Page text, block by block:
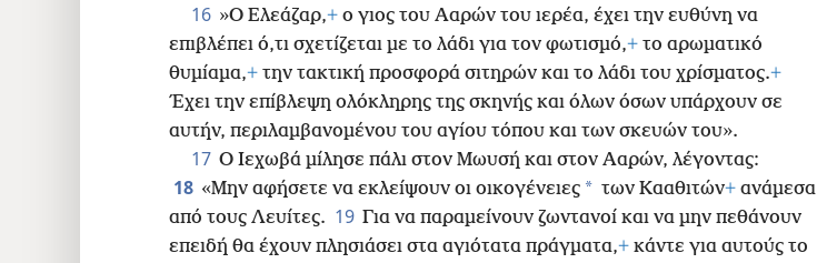
16 »Ο Ελεάζαρ,+ ο γιος του Ααρών του ιερέα, έχει την ευθύνη να
επιβλέπει ό,τι σχετίζεται με το λάδι για τον φωτισμό,+ το αρωματικό
θυμίαμα,+ την τακτική προσφορά σιτηρών και το λάδι του χρίσματος.+
Έχει την επίβλεψη ολόκληρης της σκηνής και όλων όσων υπάρχουν σε
αυτήν, περιλαμβανομένου του αγίου τόπου και των σκευών του».
17 Ο Ιεχωβά μίλησε πάλι στον Μωυσή και στον Ααρών, λέγοντας:
18 «Μην αφήσετε να εκλείψουν οι οικογένειες * των Κααθιτών+ ανάμεσα
από τους Λευίτες. 19 Για να παραμείνουν ζωντανοί και να μην πεθάνουν
επειδή θα έχουν πλησιάσει στα αγιότατα πράγματα,+ κάντε για αυτούς το